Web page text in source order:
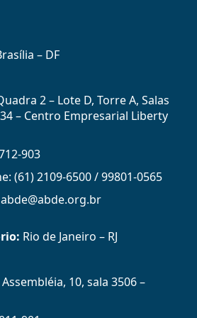
– DF
2 – Lote D, Torre A, Salas
– Centro Empresarial Liberty
903
(61) 2109-6500 / 99801-0565
Rio de Janeiro – RJ
10, sala 3506 –